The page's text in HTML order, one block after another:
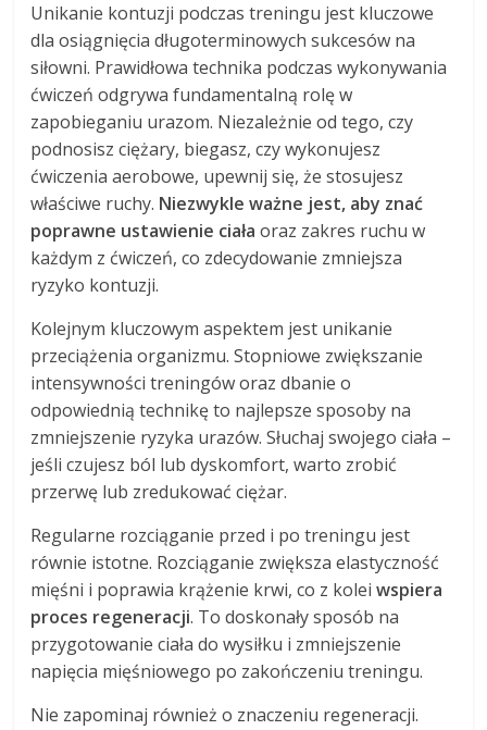
Unikanie kontuzji podczas treningu jest kluczowe
dla osiągnięcia długoterminowych sukcesów na
siłowni. Prawidłowa technika podczas wykonywania
ćwiczeń odgrywa fundamentalną rolę w
zapobieganiu urazom. Niezależnie od tego, czy
podnosisz ciężary, biegasz, czy wykonujesz
ćwiczenia aerobowe, upewnij się, że stosujesz
właściwe ruchy. Niezwykle ważne jest, aby znać
poprawne ustawienie ciała oraz zakres ruchu w
każdym z ćwiczeń, co zdecydowanie zmniejsza
ryzyko kontuzji.
Kolejnym kluczowym aspektem jest unikanie
przeciążenia organizmu. Stopniowe zwiększanie
intensywności treningów oraz dbanie o
odpowiednią technikę to najlepsze sposoby na
zmniejszenie ryzyka urazów. Słuchaj swojego ciała –
jeśli czujesz ból lub dyskomfort, warto zrobić
przerwę lub zredukować ciężar.
Regularne rozciąganie przed i po treningu jest
równie istotne. Rozciąganie zwiększa elastyczność
mięśni i poprawia krążenie krwi, co z koleiwspiera
proces regeneracji. To doskonały sposób na
przygotowanie ciała do wysiłku i zmniejszenie
napięcia mięśniowego po zakończeniu treningu.
Nie zapominaj również o znaczeniu regeneracji.